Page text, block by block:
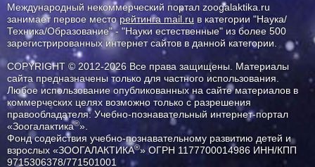
Международный некоммерческий портал zoogalaktika.ru
занимает первое месторейтинга mail.ru в категории "Наука/
Техника/Образование" - "Науки естественные" из более 500
зарегистрированных интернет сайтов в данной категории.
COPYRIGHT © 2012-2026 Все права защищены. Материалы
сайта предназначены только для частного использования.
Любое использование опубликованных на сайте материалов в
коммерческих целях возможно только с разрешения
правообладателя: Учебно-познавательный интернет-портал
«Зоогалактика®».
Фонд содействия учебно-познавательному развитию детей и
взрослых «ЗООГАЛАКТИКА®» ОГРН 1177700014986 ИНН/КПП
9715306378/771501001